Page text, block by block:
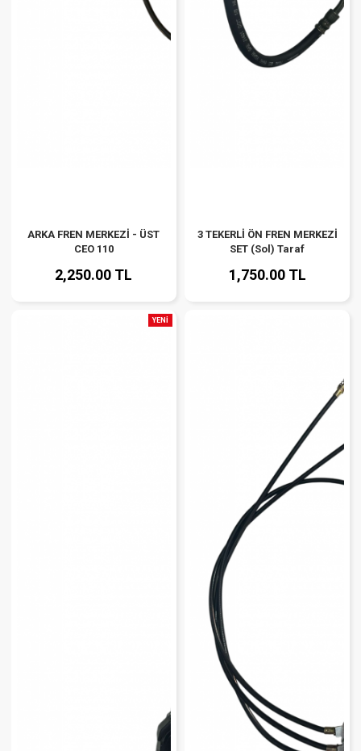
ARKA FREN MERKEZİ - ÜST
CEO 110
2,250.00 TL
3 TEKERLİ ÖN FREN MERKEZİ
SET (Sol) Taraf
1,750.00 TL
YENİ